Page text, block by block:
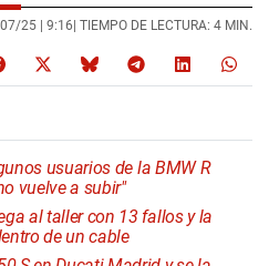
25 | 9:16| TIEMPO DE LECTURA: 4 MIN.
usuarios de la BMW R
vuelve a subir"
al taller con 13 fallos y la
de un cable